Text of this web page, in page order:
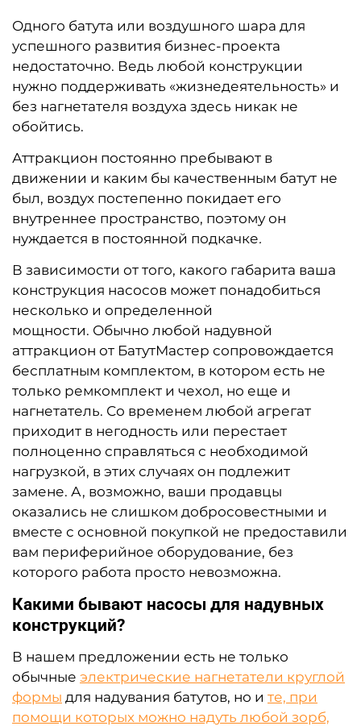
Одного батута или воздушного шара для
успешного развития бизнес-проекта
недостаточно. Ведь любой конструкции
нужно поддерживать «жизнедеятельность» и
без нагнетателя воздуха здесь никак не
обойтись.
Аттракцион постоянно пребывают в
движении и каким бы качественным батут не
был, воздух постепенно покидает его
внутреннее пространство, поэтому он
нуждается в постоянной подкачке.
В зависимости от того, какого габарита ваша
конструкция насосов может понадобиться
несколько и определенной
мощности. Обычно любой надувной
аттракцион от БатутМастер сопровождается
бесплатным комплектом, в котором есть не
только ремкомплект и чехол, но еще и
нагнетатель. Со временем любой агрегат
приходит в негодность или перестает
полноценно справляться с необходимой
нагрузкой, в этих случаях он подлежит
замене. А, возможно, ваши продавцы
оказались не слишком добросовестными и
вместе с основной покупкой не предоставили
вам периферийное оборудование, без
которого работа просто невозможна.
Какими бывают насосы для надувных
конструкций?
В нашем предложении есть не только
обычные электрические нагнетатели круглой
формы для надувания батутов, но и те, при
помощи которых можно надуть любой зорб,